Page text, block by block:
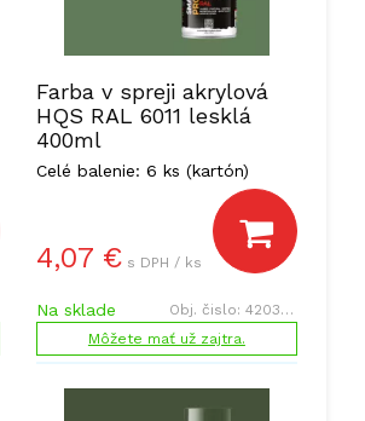
Farba v spreji akrylová
HQS RAL 6011 lesklá
400ml
Celé balenie: 6 ks (kartón)
4,07 € s DPH / ks
Na sklade Obj. čislo:420384
Môžete mať už zajtra.